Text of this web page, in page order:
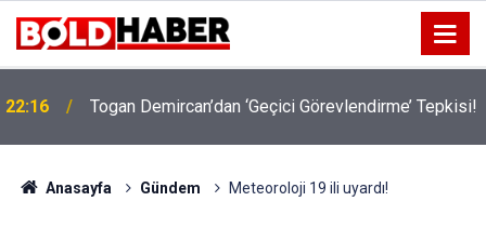
22:16 Togan Demircan’dan ‘Geçici Görevlendirme’ Tepkisi!
Anasayfa Gündem Meteoroloji 19 ili uyardı!